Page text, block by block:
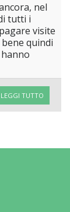
nel
tutti i
visite
bene quindi
LEGGI TUTTO